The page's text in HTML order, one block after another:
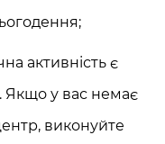
активність є
Якщо у вас немає
виконуйте